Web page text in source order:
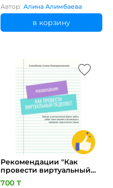
ПЕДАГОГОВ»
Автор: Алина Алимбаева
в корзину
Рекомендации "Как
провести виртуальный
педсовет"
700 ₸